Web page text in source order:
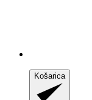
Košarica